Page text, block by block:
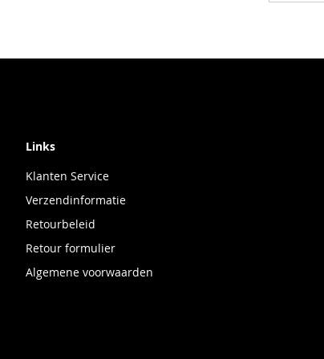
Links
Klanten Service
Verzendinformatie
Retourbeleid
Retour formulier
Algemene voorwaarden